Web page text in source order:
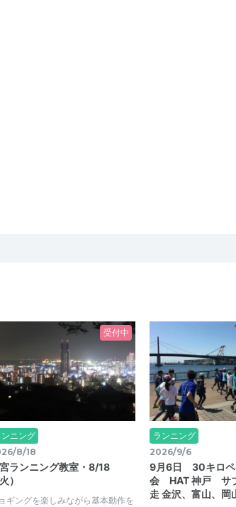
受付中
ンニング
8/18
ランニング教室・8/18
）
ギングを楽しみながら基本動作を
ランニング
2026/9/6
9月6日 30キロペ
会 HAT 神戸 サ
走 金沢、富山、岡